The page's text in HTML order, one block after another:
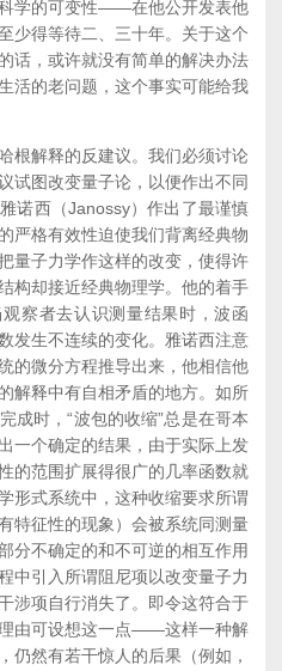
学的可变性——在他公开发表他
少得等待二、三十年。关于这个
话，或许就没有简单的解决办法
活的老问题，这个事实可能给我
解释的反建议。我们必须讨论
试图改变量子论，以便作出不同
诺西（Janossy）作出了最谨慎
严格有效性迫使我们背离经典物
量子力学作这样的改变，使得许
构却接近经典物理学。他的着手
察者去认识测量结果时，波函
发生不连续的变化。雅诺西注意
的微分方程推导出来，他相信他
解释中有自相矛盾的地方。如所
成时，“波包的收缩”总是在哥本
一个确定的结果，由于实际上发
的范围扩展得很广的几率函数就
形式系统中，这种收缩要求所谓
特征性的现象）会被系统同测量
分不确定的和不可逆的相互作用
中引入所谓阻尼项以改变量子力
涉项自行消失了。即令这符合于
由可设想这一点——这样一种解
仍然有若干惊人的后果（例如，